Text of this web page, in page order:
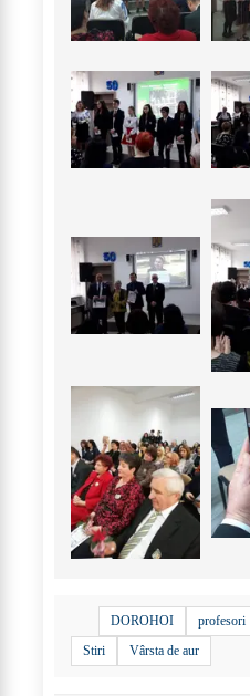
DOROHOI profesori
Stiri
Vârsta de aur